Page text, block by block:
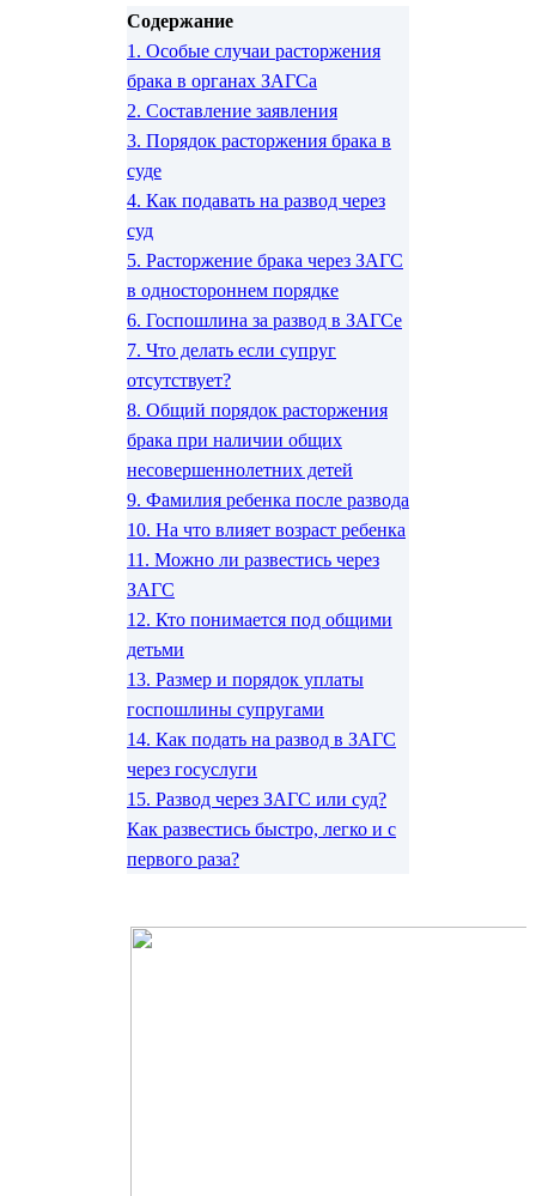
Содержание
1. Особые случаи расторжения
брака в органах ЗАГСа
2. Составление заявления
3. Порядок расторжения брака в
суде
4. Как подавать на развод через
суд
5. Расторжение брака через ЗАГС
в одностороннем порядке
6. Госпошлина за развод в ЗАГСе
7. Что делать если супруг
отсутствует?
8. Общий порядок расторжения
брака при наличии общих
несовершеннолетних детей
9. Фамилия ребенка после развода
10. На что влияет возраст ребенка
11. Можно ли развестись через
ЗАГС
12. Кто понимается под общими
детьми
13. Размер и порядок уплаты
госпошлины супругами
14. Как подать на развод в ЗАГС
через госуслуги
15. Развод через ЗАГС или суд?
Как развестись быстро, легко и с
первого раза?